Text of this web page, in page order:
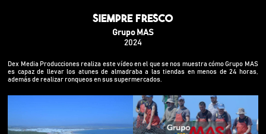
Siempre Fresco
Grupo MAS
2024
Dex Media Producciones realiza este vídeo en el que se nos muestra cómo Grupo MAS
es capaz de llevar los atunes de almadraba a las tiendas en menos de 24 horas,
además de realizar ronqueos en sus supermercados.